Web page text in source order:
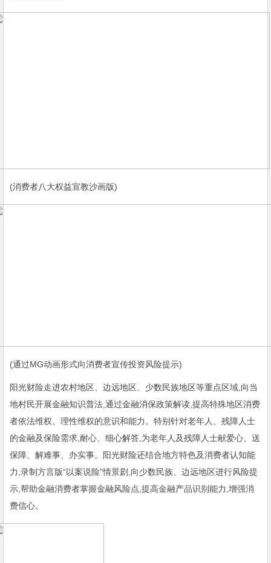
(消费者八大权益宣教沙画版)
(通过MG动画形式向消费者宣传投资风险提示)
阳光财险走进农村地区、边远地区、少数民族地区等重点区域,向当
地村民开展金融知识普法,通过金融消保政策解读,提高特殊地区消费
者依法维权、理性维权的意识和能力。特别针对老年人、残障人士
的金融及保险需求,耐心、细心解答,为老年人及残障人士献爱心、送
保障、解难事、办实事。阳光财险还结合地方特色及消费者认知能
力,录制方言版“以案说险”情景剧,向少数民族、边远地区进行风险提
示,帮助金融消费者掌握金融风险点,提高金融产品识别能力,增强消
费信心。